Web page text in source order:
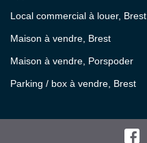
Local commercial à louer, Brest
Maison à vendre, Brest
Maison à vendre, Porspoder
Parking / box à vendre, Brest